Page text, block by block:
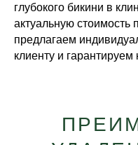
глубокого бикини в
актуальную
предлагаем
клиенту и гарантируем